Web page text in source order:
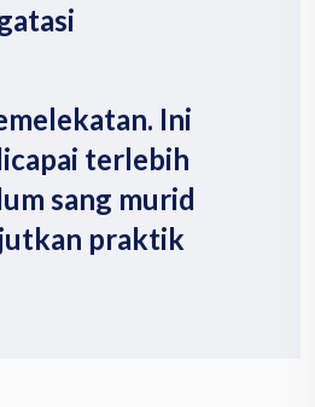
Ini
terlebih
sang murid
praktik